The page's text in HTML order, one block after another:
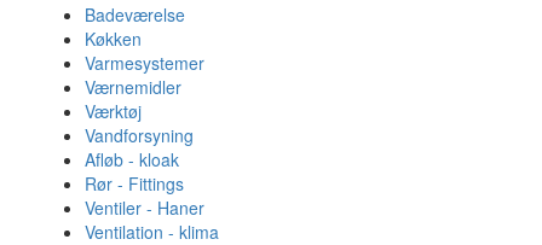
Badeværelse
Køkken
Varmesystemer
Værnemidler
Værktøj
Vandforsyning
Afløb - kloak
Rør - Fittings
Ventiler - Haner
Ventilation - klima